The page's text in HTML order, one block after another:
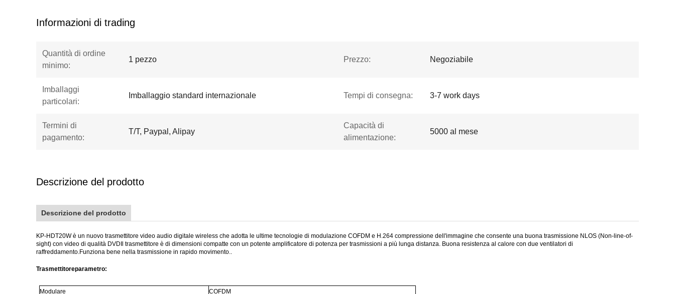
Informazioni di trading
Quantità di ordine
minimo:
1 pezzo Prezzo: Negoziabile
Imballaggi
particolari:
Imballaggio standard internazionale Tempi di consegna: 3-7 work days
Termini di
pagamento:
T/T, Paypal, Alipay
Capacità di
alimentazione:
5000 al mese
Descrizione del prodotto
Descrizione del prodotto
KP-HDT20W è un nuovo trasmettitore video audio digitale wireless che adotta le ultime tecnologie di modulazione COFDM e H.264 compressione dell'immagine che consente una buona trasmissione NLOS (Non-line-of-
sight) con video di qualità DVDIl trasmettitore è di dimensioni compatte con un potente amplificatore di potenza per trasmissioni a più lunga distanza. Buona resistenza al calore con due ventilatori di
raffreddamento.Funziona bene nella trasmissione in rapido movimento..
Trasmettitoreparametro:
Modulare
COFDM